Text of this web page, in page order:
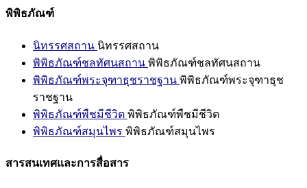
พิพิธภัณฑ์
นิทรรศสถาน นิทรรศสถาน
พิพิธภัณฑ์ชลทัศนสถาน พิพิธภัณฑ์ชลทัศนสถาน
พิพิธภัณฑ์พระจุฑาธุชราชฐาน พิพิธภัณฑ์พระจุฑาธุช
ราชฐาน
พิพิธภัณฑ์พืชมีชีวิต พิพิธภัณฑ์พืชมีชีวิต
พิพิธภัณฑ์สมุนไพร พิพิธภัณฑ์สมุนไพร
สารสนเทศและการสื่อสาร